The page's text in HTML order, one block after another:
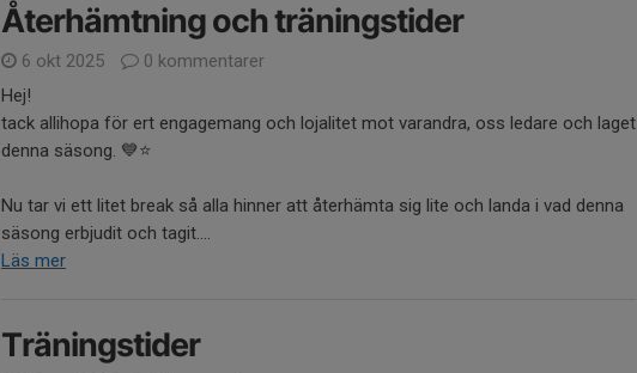
Återhämtning och träningstider
6 okt 2025
0 kommentarer
Hej!
tack allihopa för ert engagemang och lojalitet mot varandra, oss ledare och laget
denna säsong. 💙⭐️
Nu tar vi ett litet break så alla hinner att återhämta sig lite och landa i vad denna
säsong erbjudit och tagit....
Läs mer
Träningstider